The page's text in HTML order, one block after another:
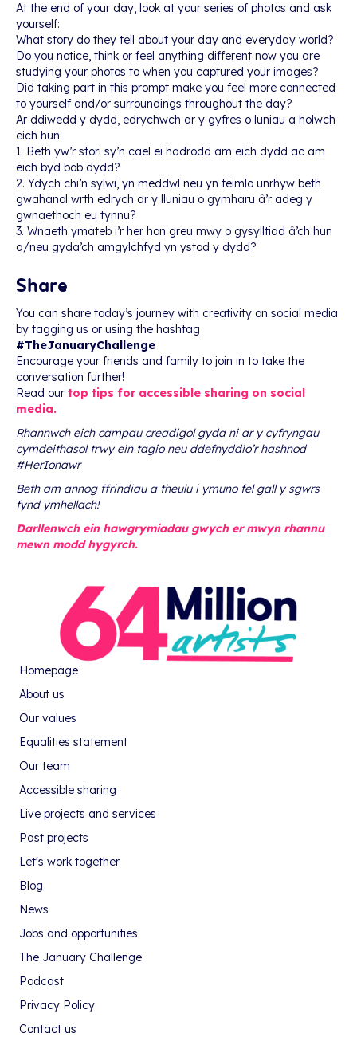
At the end of your day, look at your series of photos and ask
yourself:
What story do they tell about your day and everyday world?
Do you notice, think or feel anything different now you are
studying your photos to when you captured your images?
Did taking part in this prompt make you feel more connected
to yourself and/or surroundings throughout the day?
Ar ddiwedd y dydd, edrychwch ar y gyfres o luniau a holwch
eich hun:
1. Beth yw’r stori sy’n cael ei hadrodd am eich dydd ac am
eich byd bob dydd?
2. Ydych chi’n sylwi, yn meddwl neu yn teimlo unrhyw beth
gwahanol wrth edrych ar y lluniau o gymharu â’r adeg y
gwnaethoch eu tynnu?
3. Wnaeth ymateb i’r her hon greu mwy o gysylltiad â’ch hun
a/neu gyda’ch amgylchfyd yn ystod y dydd?
Share
You can share today’s journey with creativity on social media
by tagging us or using the hashtag
#TheJanuaryChallenge
Encourage your friends and family to join in to take the
conversation further!
Read our top tips for accessible sharing on social
media.
Rhannwch eich campau creadigol gyda ni ar y cyfryngau
cymdeithasol trwy ein tagio neu ddefnyddio’r hashnod
#HerIonawr
Beth am annog ffrindiau a theulu i ymuno fel gall y sgwrs
fynd ymhellach!
Darllenwch ein hawgrymiadau gwych er mwyn rhannu
mewn modd hygyrch.
Homepage
About us
Our values
Equalities statement
Our team
Accessible sharing
Live projects and services
Past projects
Let's work together
Blog
News
Jobs and opportunities
The January Challenge
Podcast
Privacy Policy
Contact us